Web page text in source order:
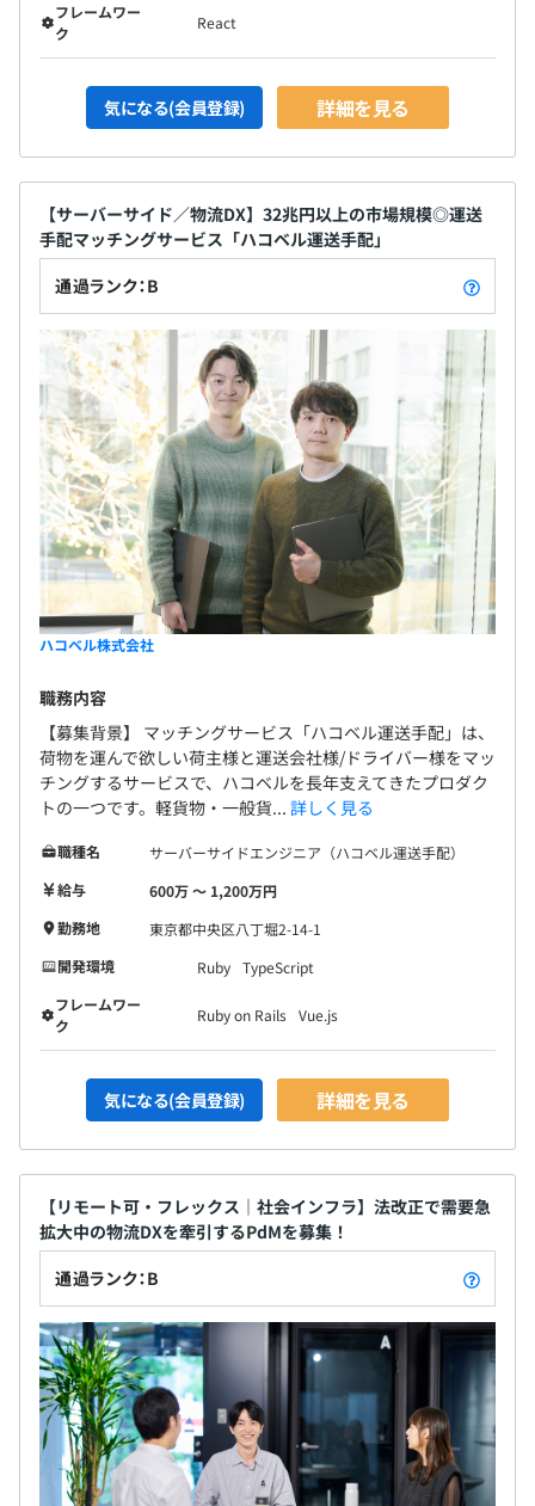
フレームワー
ク
React
気になる(会員登録) 詳細を見る
【サーバーサイド／物流DX】32兆円以上の市場規模◎運送
手配マッチングサービス「ハコベル運送手配」
通過ランク：B
ハコベル株式会社
職務内容
【募集背景】 マッチングサービス「ハコベル運送手配」は、
荷物を運んで欲しい荷主様と運送会社様/ドライバー様をマッ
チングするサービスで、ハコベルを長年支えてきたプロダク
トの一つです。軽貨物・一般貨... 詳しく見る
職種名
サーバーサイドエンジニア（ハコベル運送手配）
給与
600万 〜 1,200万円
勤務地
東京都中央区八丁堀2-14-1
開発環境
Ruby TypeScript
フレームワー
ク
Ruby on Rails Vue.js
気になる(会員登録) 詳細を見る
【リモート可・フレックス｜社会インフラ】法改正で需要急
拡大中の物流DXを牽引するPdMを募集！
通過ランク：B